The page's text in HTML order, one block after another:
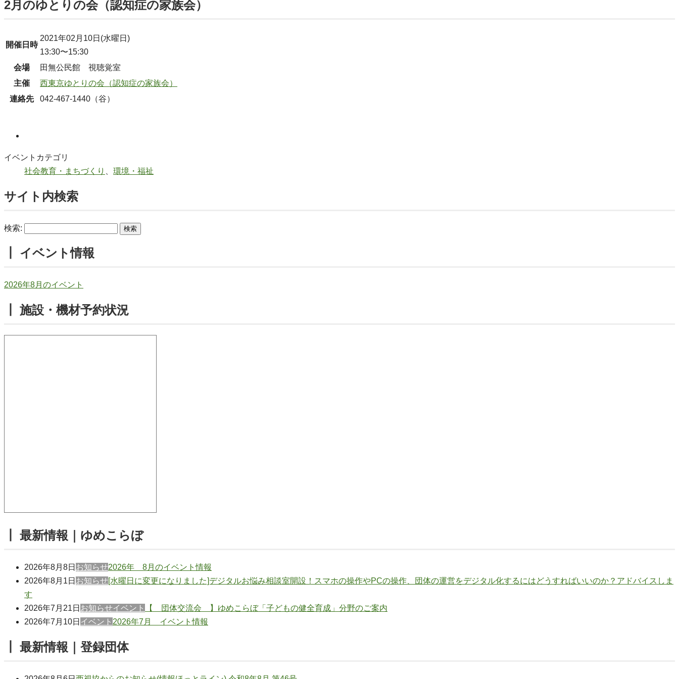
2月のゆとりの会（認知症の家族会）
開催日時
2021年02月10日(水曜日)
13:30〜15:30
会場
田無公民館 視聴覚室
主催
西東京ゆとりの会（認知症の家族会）
連絡先
042-467-1440（谷）
イベントカテゴリ
社会教育・まちづくり
環境・福祉
サイト内検索
検索:
┃ イベント情報
2026年8月のイベント
┃ 施設・機材予約状況
┃ 最新情報｜ゆめこらぼ
2026年8月8日 お知らせ2026年 8月のイベント情報
2026年8月1日 お知らせ[水曜日に変更になりました]デジタルお悩み相談室開設！スマホの操作やPCの操作、団体の運営をデジタル化するにはどうすればいいのか？アドバイスしま
す
2026年7月21日 お知らせイベント
【 団体交流会 】ゆめこらぼ「子どもの健全育成」分野のご案内
2026年7月10日 イベント 2026年7月 イベント情報
┃ 最新情報｜登録団体